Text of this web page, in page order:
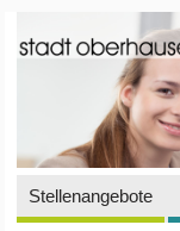
Stellenangebote